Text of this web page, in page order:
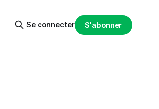
Se connecter S'abonner